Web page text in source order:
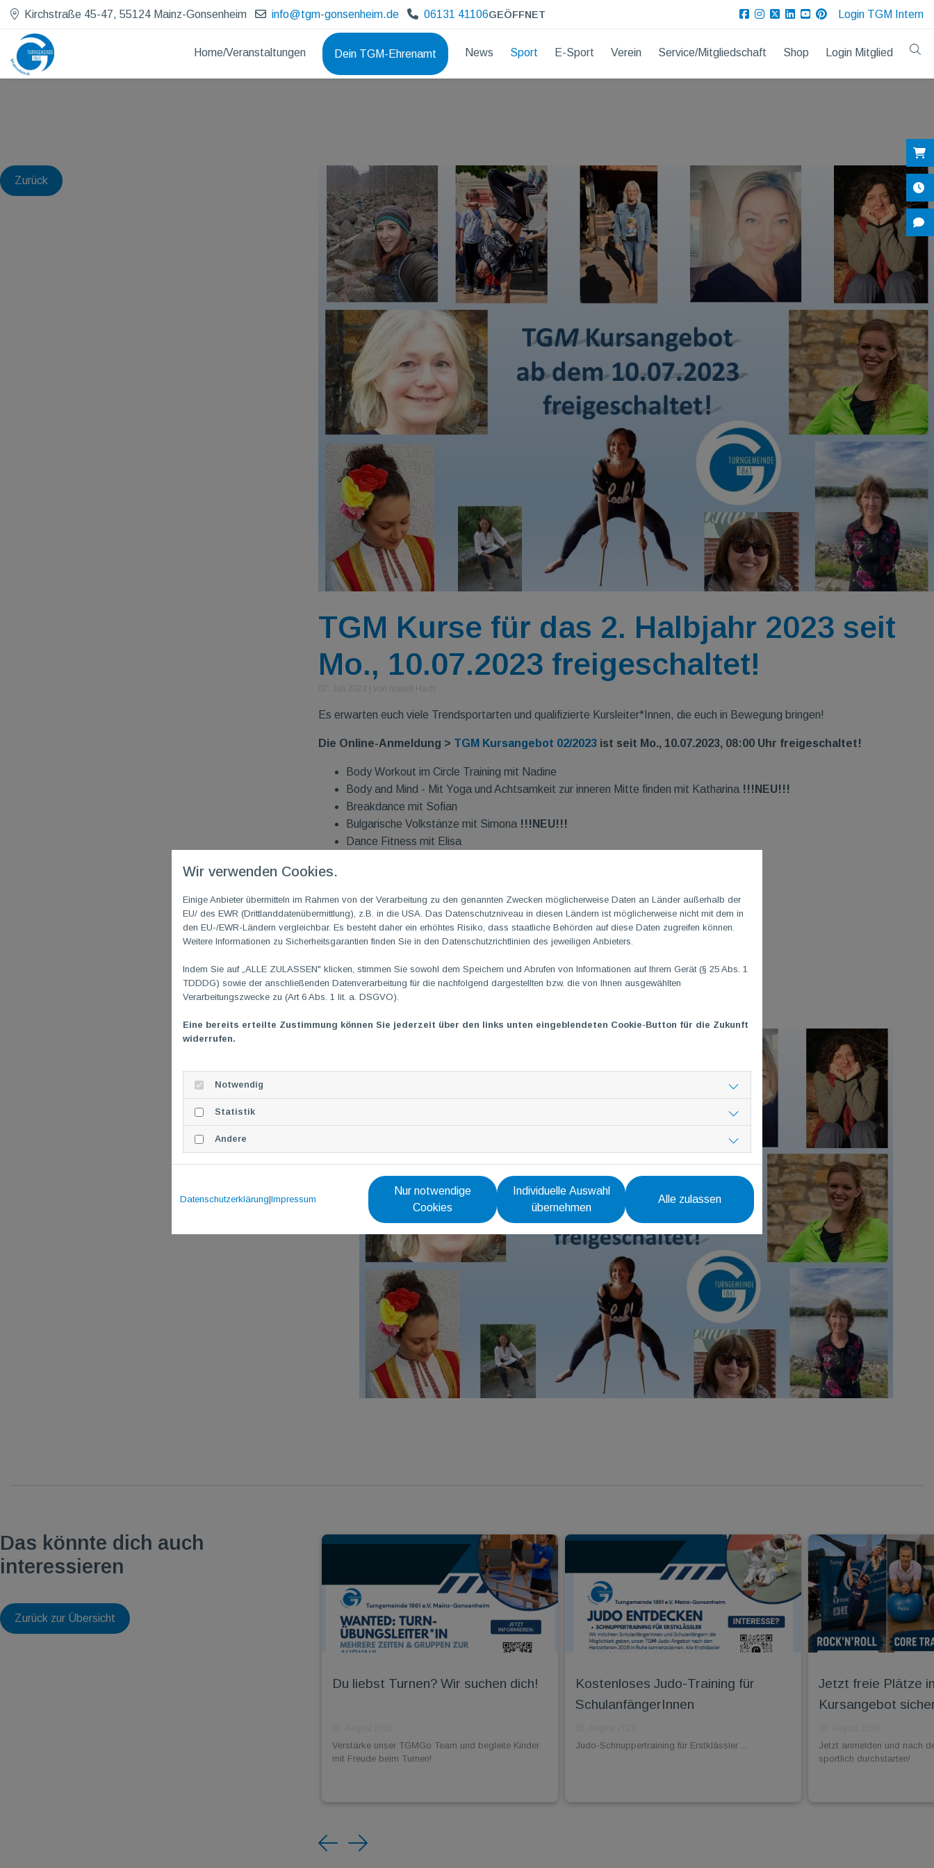
Kirchstraße 45-47, 55124 Mainz-Gonsenheim info@tgm-gonsenheim.de 06131 41106GEÖFFNET Login TGM Intern
Home/Veranstaltungen Dein TGM-Ehrenamt News Sport E-Sport Verein Service/Mitgliedschaft Shop Login Mitglied
Zurück
TGM Kurse für das 2. Halbjahr 2023 seit
Mo., 10.07.2023 freigeschaltet!
Es erwarten euch viele Trendsportarten und qualifizierte Kursleiter*Innen, die euch in Bewegung bringen!
Die Online-Anmeldung > TGM Kursangebot 02/2023 ist seit Mo., 10.07.2023, 08:00 Uhr freigeschaltet!
Body Workout im Circle Training mit Nadine
Body and Mind - Mit Yoga und Achtsamkeit zur inneren Mitte finden mit Katharina !!!NEU!!!
Breakdance mit Sofian
Bulgarische Volkstänze mit Simona !!!NEU!!!
Dance Fitness mit Elisa
Power-Pilates mit Anne
Qigong mit Gabriele
Starker Rücken mit Bewegungsfolgen mit Beatrix !!!NEU!!!
Vinyasa-Yoga mit Anne
Das könnte dich auch
interessieren
Zurück zur Übersicht
Du liebst Turnen? Wir suchen dich!
Verstärke unser TGMGo Team und begleite Kinder
mit Freude beim Turnen!
Kostenloses Judo-Training für
SchulanfängerInnen
Judo-Schnuppertraining für Erstklässler ...
Jetzt freie Plätze
Kursangebot
Jetzt anmelden und nach
sportlich durchstarten!
Previous
Next
Wir verwenden Cookies.
Einige Anbieter übermitteln im Rahmen von der Verarbeitung zu den genannten Zwecken möglicherweise Daten an Länder außerhalb der
EU/ des EWR (Drittlanddatenübermittlung), z.B. in die USA. Das Datenschutzniveau in diesen Ländern ist möglicherweise nicht mit dem in
den EU-/EWR-Ländern vergleichbar. Es besteht daher ein erhöhtes Risiko, dass staatliche Behörden auf diese Daten zugreifen können.
Weitere Informationen zu Sicherheitsgarantien finden Sie in den Datenschutzrichtlinien des jeweiligen Anbieters.
Indem Sie auf „ALLE ZULASSEN" klicken, stimmen Sie sowohl dem Speichern und Abrufen von Informationen auf Ihrem Gerät (§ 25 Abs. 1
TDDDG) sowie der anschließenden Datenverarbeitung für die nachfolgend dargestellten bzw. die von Ihnen ausgewählten
Verarbeitungszwecke zu (Art 6 Abs. 1 lit. a. DSGVO).
Eine bereits erteilte Zustimmung können Sie jederzeit über den links unten eingeblendeten Cookie-Button für die Zukunft
widerrufen.
Notwendig
Statistik
Andere
Datenschutzerklärung|Impressum
Nur notwendige
Cookies
Individuelle Auswahl
übernehmen
Alle zulassen